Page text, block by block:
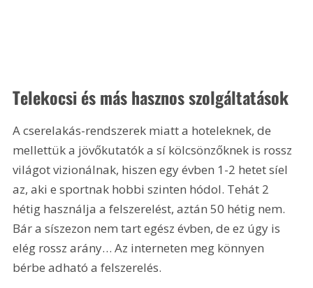
Telekocsi és más hasznos szolgáltatások
A cserelakás-rendszerek miatt a hoteleknek, de
mellettük a jövőkutatók a sí kölcsönzőknek is rossz
világot vizionálnak, hiszen egy évben 1-2 hetet síel
az, aki e sportnak hobbi szinten hódol. Tehát 2
hétig használja a felszerelést, aztán 50 hétig nem.
Bár a síszezon nem tart egész évben, de ez úgy is
elég rossz arány… Az interneten meg könnyen
bérbe adható a felszerelés.